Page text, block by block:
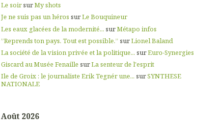
Le soirsurMy shots
Je ne suis pas un héros surLe Bouquineur
Les eaux glacées de la modernité... surMétapo infos
”Reprends ton pays. Tout est possible.” surLionel Baland
La société de la vision privée et la politique... surEuro-Synergies
Giscard au Musée Fenaille surLa senteur de l'esprit
Ile de Groix : le journaliste Erik Tegnér une... surSYNTHESE
NATIONALE
Août 2026